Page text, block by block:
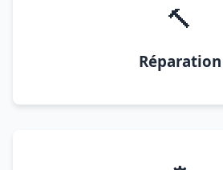
🔨
Réparation